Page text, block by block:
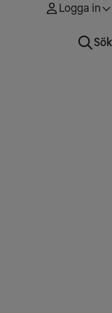
Logga in
Sök